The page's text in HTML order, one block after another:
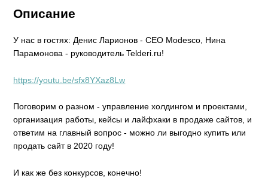
Описание
У нас в гостях: Денис Ларионов - CEO Modesco, Нина
Парамонова - руководитель Telderi.ru!
https://youtu.be/sfx8YXaz8Lw
Поговорим о разном - управление холдингом и проектами,
организация работы, кейсы и лайфхаки в продаже сайтов, и
ответим на главный вопрос - можно ли выгодно купить или
продать сайт в 2020 году!
И как же без конкурсов, конечно!